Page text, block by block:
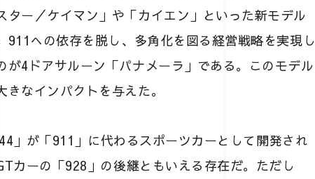
ター／ケイマン」や「カイエン」といった新モデル
911への依存を脱し、多角化を図る経営戦略を実現し
が4ドアサルーン「パナメーラ」である。このモデル
なインパクトを与えた。
」が「911」に代わるスポーツカーとして開発され
カーの「928」の後継ともいえる存在だ。ただし